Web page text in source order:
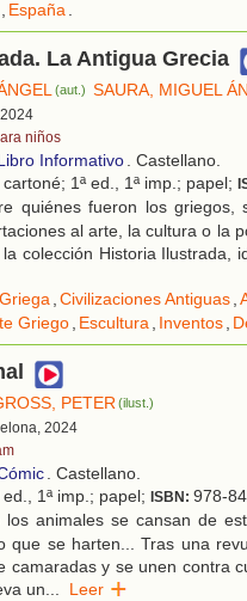
, España.
La Antigua Grecia
(aut.) SAURA, MIGUEL
niños
Informativo. Castellano.
1ª ed., 1ª imp.; papel;
quiénes fueron los
al arte, la cultura o la
colección Historia Ilustrada,
,Civilizaciones Antiguas,
Griego, Escultura, Inventos,
PETER(ilust.)
2024
. Castellano.
1ª imp.; papel; ISBN: 978-
los animales se cansan de
que se harten... Tras una
camaradas y se unen contra
un... Leer